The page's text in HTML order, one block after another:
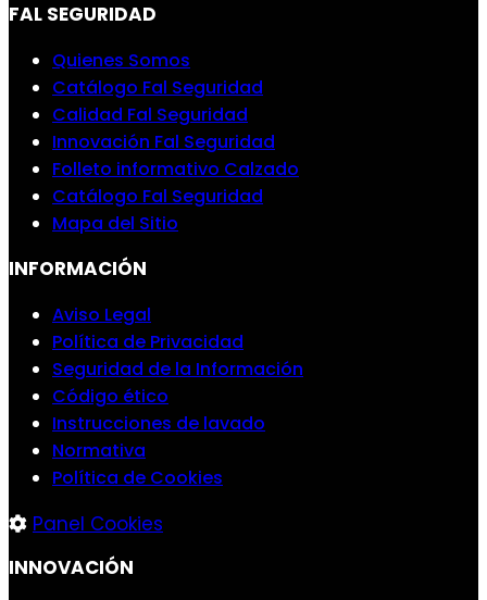
FAL SEGURIDAD
Quienes Somos
Catálogo Fal Seguridad
Calidad Fal Seguridad
Innovación Fal Seguridad
Folleto informativo Calzado
Catálogo Fal Seguridad
Mapa del Sitio
INFORMACIÓN
Aviso Legal
Política de Privacidad
Seguridad de la Información
Código ético
Instrucciones de lavado
Normativa
Política de Cookies
Panel Cookies
INNOVACIÓN